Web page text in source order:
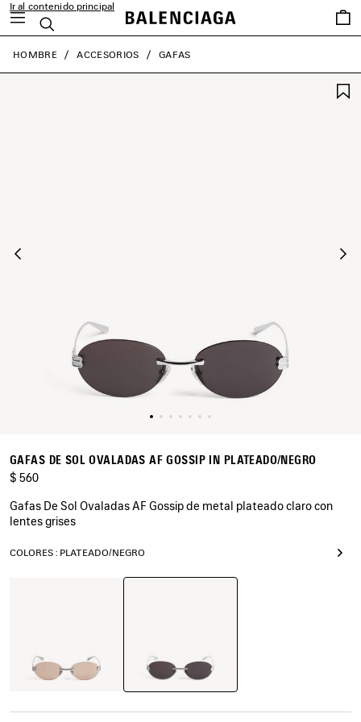
Ir al contenido principal
Buscar
close the banner
HOMBRE ACCESORIOS GAFAS
GAFAS DE SOL OVALADAS AF GOSSIP IN PLATEADO/NEGRO
$ 560
Gafas De Sol Ovaladas AF Gossip de metal plateado claro con
lentes grises
COLORES : PLATEADO/NEGRO
Plateado/Negro